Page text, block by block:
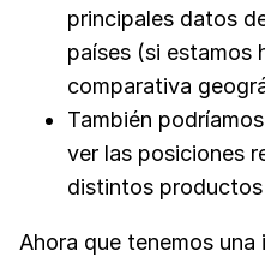
principales datos
países (si estamos
comparativa
También
ver las posiciones
distintos
Ahora que tenemos una